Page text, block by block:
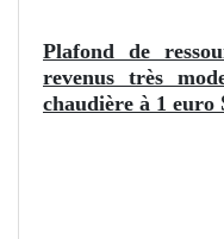
Plafond de
revenus très
chaudière à 1 euro